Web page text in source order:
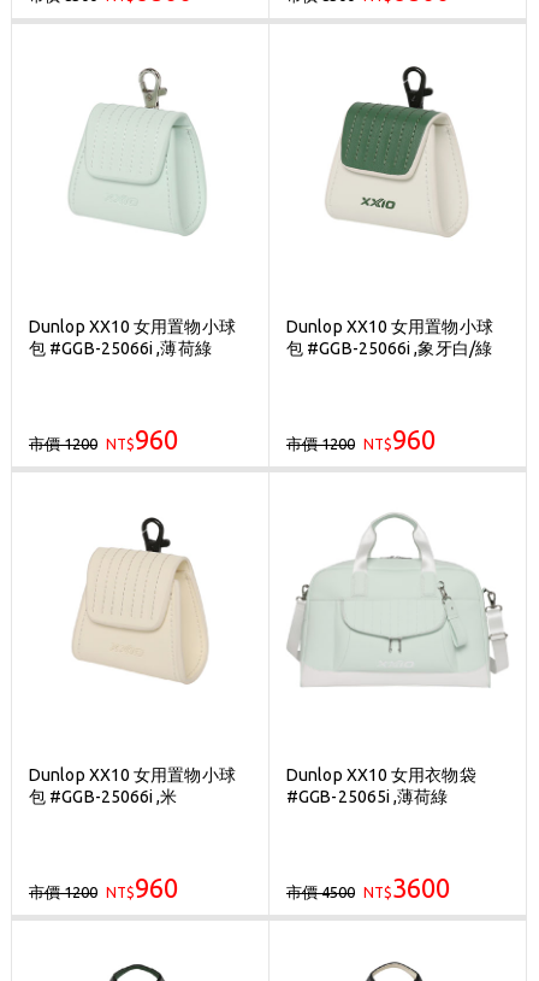
Dunlop XX10 女用置物小球
包 #GGB-25066i ,薄荷綠
市價 1200 NT$960
Dunlop XX10 女用置物小球
包 #GGB-25066i ,象牙白/綠
市價 1200 NT$960
Dunlop XX10 女用置物小球
包 #GGB-25066i ,米
市價 1200 NT$960
Dunlop XX10 女用衣物袋
#GGB-25065i ,薄荷綠
市價 4500 NT$3600